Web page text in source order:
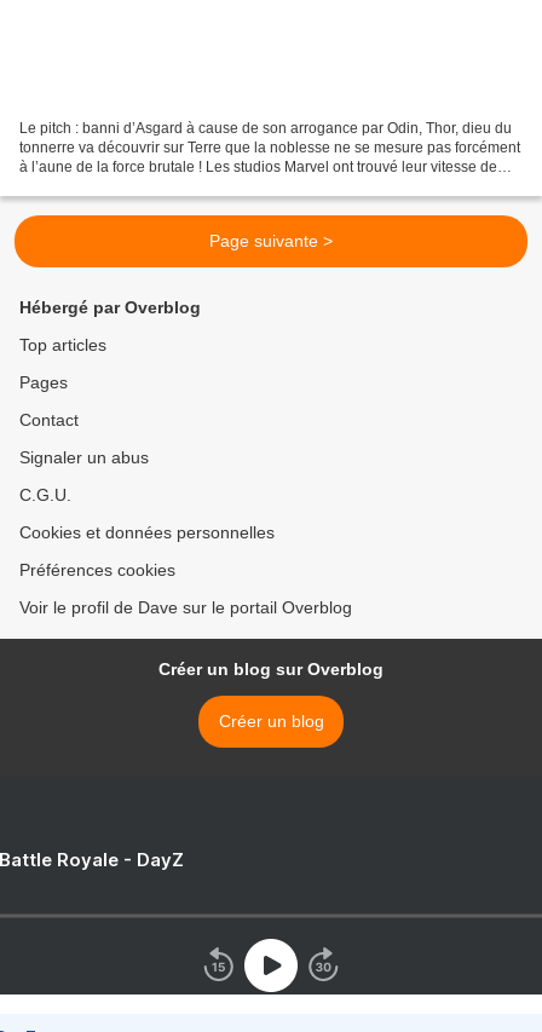
Le pitch : banni d’Asgard à cause de son arrogance par Odin, Thor, dieu du
tonnerre va découvrir sur Terre que la noblesse ne se mesure pas forcément
à l’aune de la force brutale ! Les studios Marvel ont trouvé leur vitesse de
Page suivante >
Hébergé par Overblog
Top articles
Pages
Contact
Signaler un abus
C.G.U.
Cookies et données personnelles
Préférences cookies
Voir le profil de Dave sur le portail Overblog
Créer un blog sur Overblog
Créer un blog
Royale - DayZ